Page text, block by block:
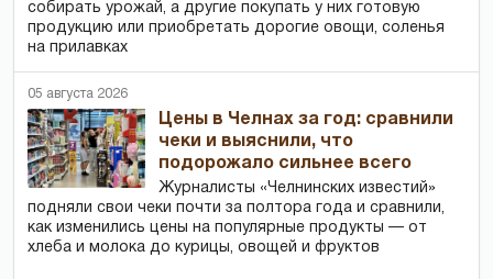
собирать урожай, а другие покупать у них готовую
продукцию или приобретать дорогие овощи, соленья
на прилавках
05 августа 2026
Цены в Челнах за год: сравнили
чеки и выяснили, что
подорожало сильнее всего
Журналисты «Челнинских известий»
подняли свои чеки почти за полтора года и сравнили,
как изменились цены на популярные продукты — от
хлеба и молока до курицы, овощей и фруктов